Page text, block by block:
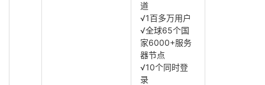
道
√1百多万用户
√全球65个国
家6000+服务
器节点
√10个同时登
录